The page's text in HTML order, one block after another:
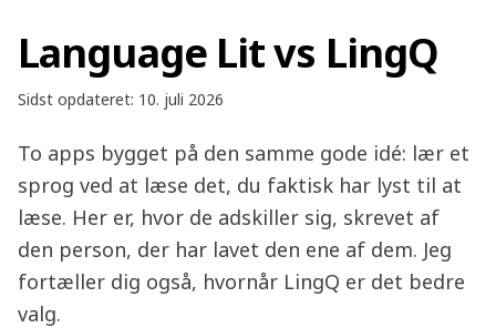
Language Lit vs LingQ
Sidst opdateret: 10. juli 2026
To apps bygget på den samme gode idé: lær et
sprog ved at læse det, du faktisk har lyst til at
læse. Her er, hvor de adskiller sig, skrevet af
den person, der har lavet den ene af dem. Jeg
fortæller dig også, hvornår LingQ er det bedre
valg.